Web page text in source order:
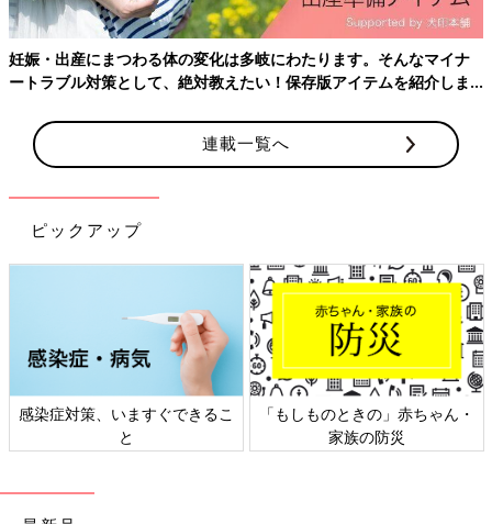
②酸素系クリーナー
発泡した泡で『汚れ』を剥がして、落としてくれます。手肌に優
しく匂いもないのが利点ですが、酸素系は塩素系に比べると汚れ
落ちが弱いため、たいていの場合つけ置きが必要です。また
途中に洗濯機のフタをあけられる縦型のみに使用が限られます。
汎用性・安全性が高いことが魅力です。高い消臭効果があるの
で、カビのにおいにも有効です。
一方で、自然成分で洗浄力は弱めですので、酸素系クリーナーと
同様、つけ置きが必要です。
また、水に溶けにくいため、しっかり溶かして使用しましょう。
酸素系クリーナー同様、ドラム式洗濯機の場合には使えないケー
スもありますので、事前に説明書などを確認してください。
『純正品は効果が高い』というアンケート結果もありましたが、
妊娠・出産にまつわる体の変化は多岐にわたります。そんなマイナ
ートラブル対策として、絶対教えたい！保存版アイテムを紹介しま
連載一覧へ
ピックアップ
感染症対策、いますぐできるこ
と
「もしものときの」赤ちゃん・
家族の防災